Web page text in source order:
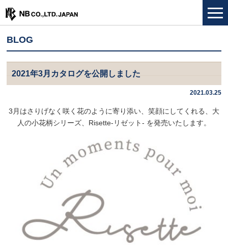
BLOG
2021年3月カタログを公開しました
2021.03.25
3月はさりげなく咲く花のように寄り添い、笑顔にしてくれる、大
人の小花柄シリーズ、Risette-リゼット- を発売いたします。